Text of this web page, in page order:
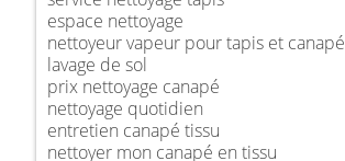
espace nettoyage
nettoyeur vapeur pour tapis et canapé
lavage de sol
prix nettoyage canapé
nettoyage quotidien
entretien canapé tissu
nettoyer mon canapé en tissu